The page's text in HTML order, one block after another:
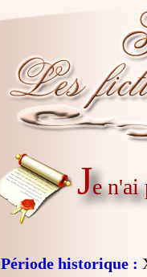
Je n'ai
Période historique :